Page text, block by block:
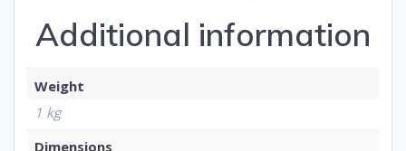
Additional information
Weight
1 kg
Dimensions